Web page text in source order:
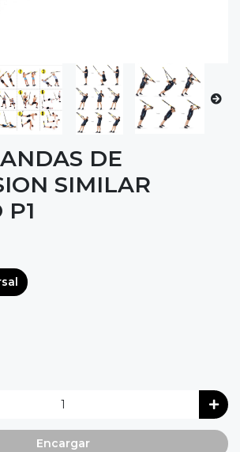
DE
SIMILAR
P1
Encargar